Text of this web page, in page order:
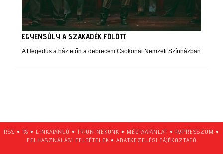
EGYENSÚLY A SZAKADÉK FÖLÖTT
A Hegedüs a háztetőn a debreceni Csokonai Nemzeti Színházban
RSS • 1% • LINKAJÁNLÓ • ÍRJON NEKÜNK • MÉDIAAJÁNLAT • IMPRESSZUM •
FELHASZNÁLÁSI FELTÉTELEK • ADATKEZELÉSI TÁJÉKOZTATÓ